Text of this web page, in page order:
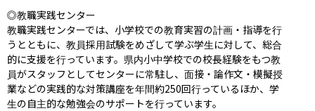
◎教職実践センター
教職実践センターでは、小学校での教育実習の計画・指導を行
うとともに、教員採用試験をめざして学ぶ学生に対して、総合
的に支援を行っています。県内小中学校での校長経験をもつ教
員がスタッフとしてセンターに常駐し、面接・論作文・模擬授
業などの実践的な対策講座を年間約250回行っているほか、学
生の自主的な勉強会のサポートを行っています。